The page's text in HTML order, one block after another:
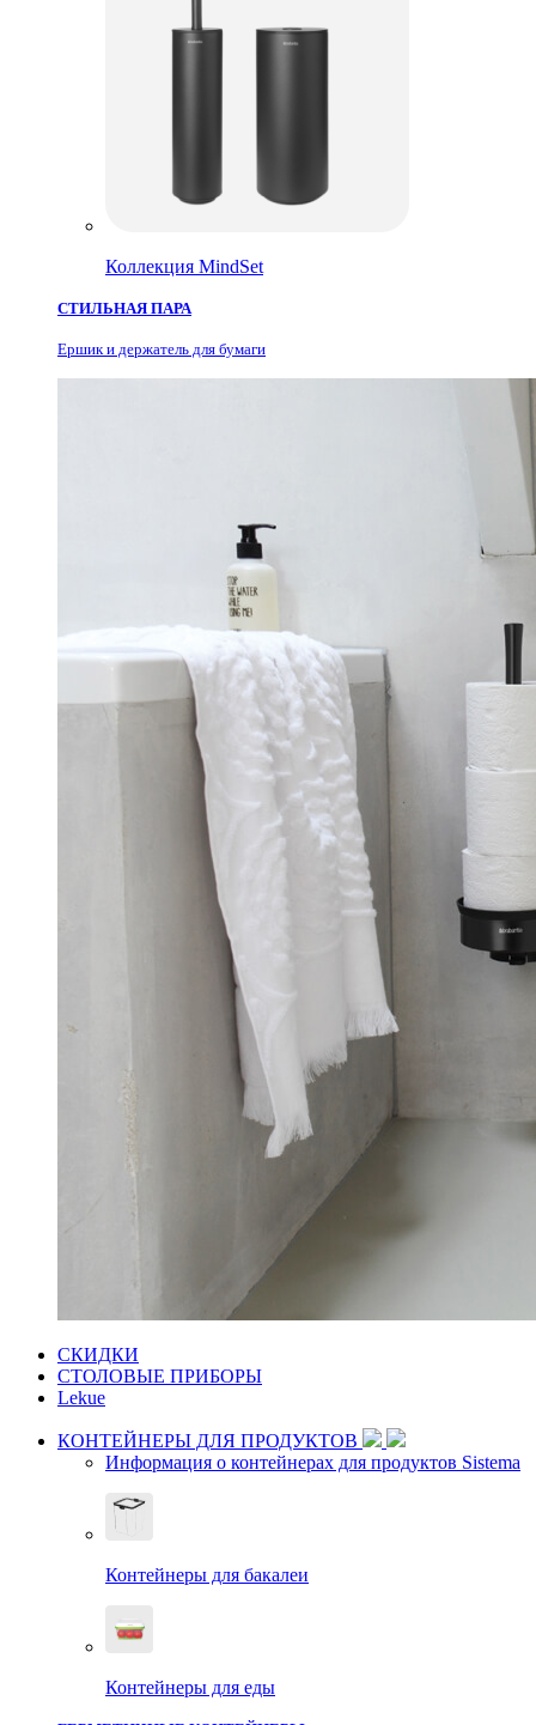
Коллекция MindSet
СТИЛЬНАЯ ПАРА
Ершик и держатель для бумаги
СКИДКИ
СТОЛОВЫЕ ПРИБОРЫ
Lekue
КОНТЕЙНЕРЫ ДЛЯ ПРОДУКТОВ
Информация о контейнерах для продуктов Sistema
Контейнеры для бакалеи
Контейнеры для еды